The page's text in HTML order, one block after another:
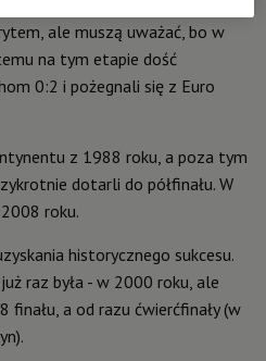
ale muszą uważać, bo w
na tym etapie dość
0:2 i pożegnali się z Euro
z 1988 roku, a poza tym
dotarli do półfinału. W
roku.
historycznego sukcesu.
raz była - w 2000 roku, ale
a od razu ćwierćfinały (w